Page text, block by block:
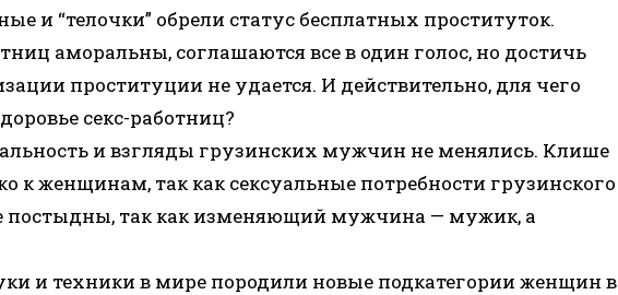
и “телочки” обрели статус бесплатных проституток.
аморальны, соглашаются все в один голос, но достичь
проституции не удается. И действительно, для чего
секс-работниц?
и взгляды грузинских мужчин не менялись. Клише
к женщинам, так как сексуальные потребности грузинского
постыдны, так как изменяющий мужчина — мужик, а
и техники в мире породили новые подкатегории женщин в